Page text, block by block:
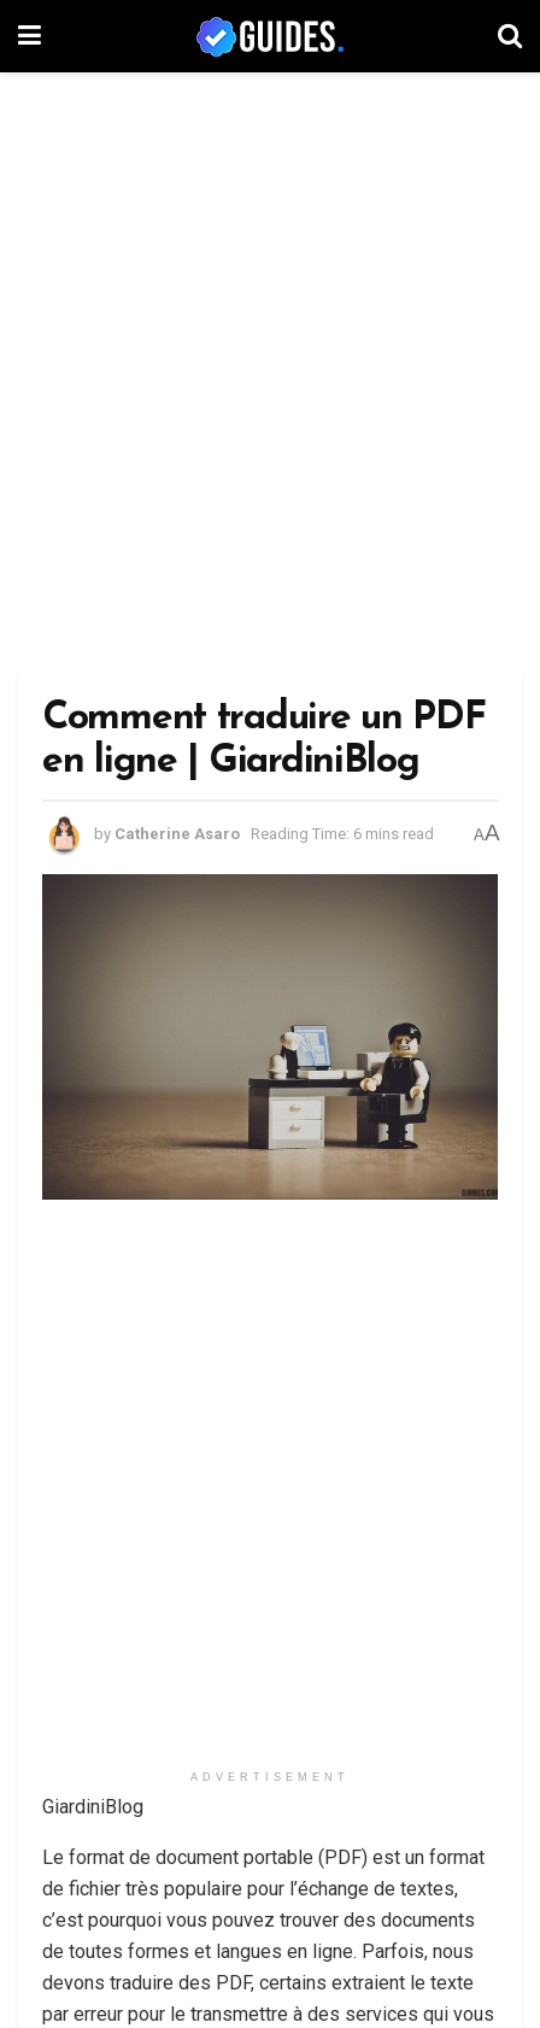
Comment traduire un PDF
en ligne | GiardiniBlog
by Catherine Asaro Reading Time: 6 mins read AA
ADVERTISEMENT
GiardiniBlog
Le format de document portable (PDF) est un format
de fichier très populaire pour l’échange de textes,
c’est pourquoi vous pouvez trouver des documents
de toutes formes et langues en ligne. Parfois, nous
devons traduire des PDF, certains extraient le texte
par erreur pour le transmettre à des services qui vous